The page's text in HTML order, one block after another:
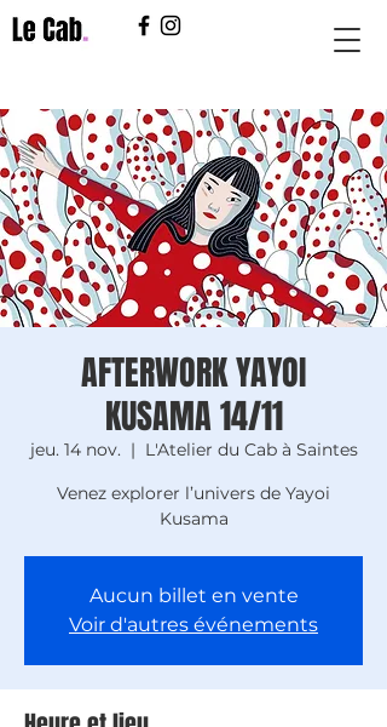
AFTERWORK YAYOI
KUSAMA 14/11
jeu. 14 nov.
  |
L'Atelier du Cab à Saintes
Venez explorer l’univers de Yayoi
Kusama
Aucun billet en vente
Voir d'autres événements